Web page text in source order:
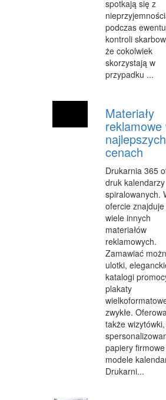
INNE AGENCJE
WIGOR
IMPREZY
HOBBY
ZAJĘCIA SPORTOWE I
PRODUKCJA
INFORMATYCZNE
RESTAURACJE,
FOTOGRAFIA
ADWOKACI, PORADY
SPRZĄTANIE,
SERWIS
OPIEKA
INNE USŁUGI
KURIER,
WYCIECZKI
HOTELE I
spotkają się z
podczas
kontroli
że cokolwiek
skorzystają w
przypadku ...
Materiały
reklamowe
najlepszych
cenach
Drukarnia 365
druk kalendarzy
spiralowanych.
ofercie
wiele innych
materiałów
reklamowych.
Zamawiać
ulotki,
katalogi
plakaty
zwykłe.
także
papiery
modele
Drukarni...